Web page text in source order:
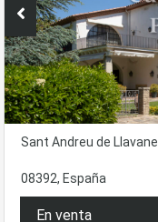
Sant Andreu de
08392, España
En venta